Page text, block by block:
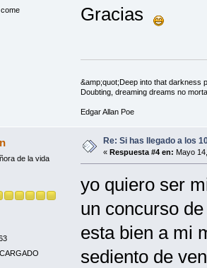
Gracias
&amp;quot;Deep into that darkness
Doubting, dreaming dreams no
Edgar Allan Poe
de la vida
Re: Si has llegado a los
« Respuesta #4 en: Mayo
yo quiero ser
un concurso
esta bien a mi
sediento de